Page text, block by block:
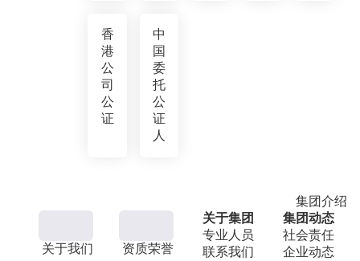
香
港
公
司
公
证
中
国
委
托
公
证
人
集团介绍
关于我们 资质荣誉
关于集团
专业人员
联系我们
集团动态
社会责任
企业动态